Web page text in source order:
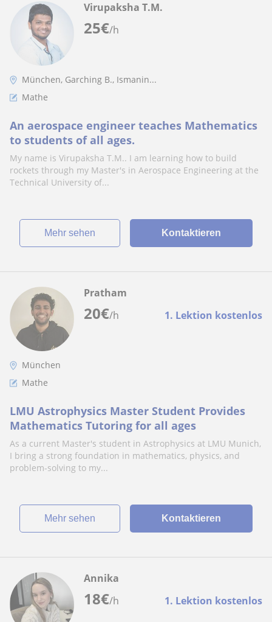
25€/h
Virupaksha T.M.
München, Garching B., Ismanin...
Mathe
An aerospace engineer teaches Mathematics
to students of all ages.
My name is Virupaksha T.M.. I am learning how to build
rockets through my Master's in Aerospace Engineering at the
Technical University of...
Mehr sehen Kontaktieren
20€/h 1. Lektion kostenlos
Pratham
München
Mathe
LMU Astrophysics Master Student Provides
Mathematics Tutoring for all ages
As a current Master's student in Astrophysics at LMU Munich,
I bring a strong foundation in mathematics, physics, and
problem-solving to my...
Mehr sehen Kontaktieren
18€/h 1. Lektion kostenlos
Annika